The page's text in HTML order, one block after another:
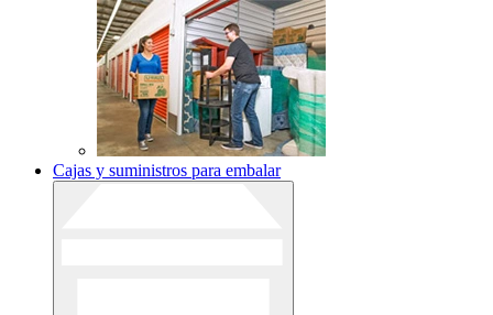
Cajas y suministros para embalar